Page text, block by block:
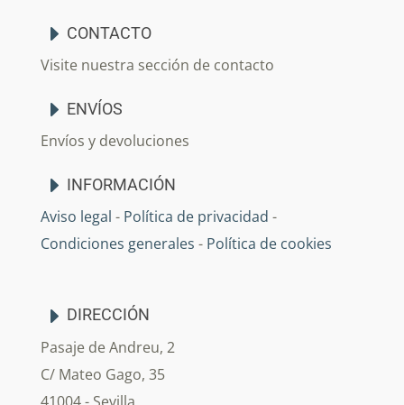
CONTACTO
Visite nuestra sección de contacto
ENVÍOS
Envíos y devoluciones
INFORMACIÓN
Aviso legal - Política de privacidad -
Condiciones generales - Política de cookies
DIRECCIÓN
Pasaje de Andreu, 2
C/ Mateo Gago, 35
41004 - Sevilla